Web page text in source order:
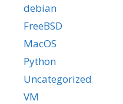
debian
FreeBSD
MacOS
Python
Uncategorized
VM